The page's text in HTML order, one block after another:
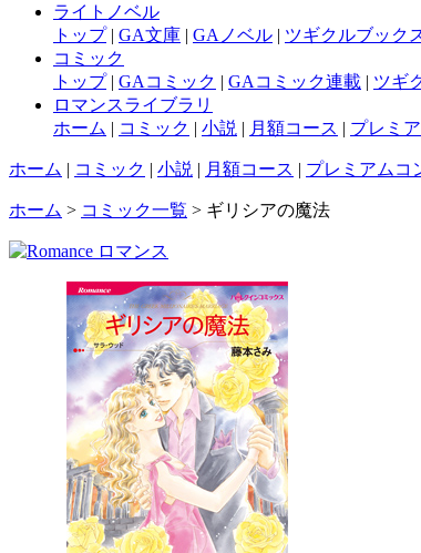
ライトノベル
トップ| GA文庫 | GAノベル | ツギクルブック
コミック
トップ| GAコミック | GAコミック連載 | ツギ
ロマンスライブラリ
ホーム | コミック | 小説 | 月額コース | プレミ
ホーム | コミック | 小説 | 月額コース | プレミアムコ
ホーム > コミック一覧 > ギリシアの魔法